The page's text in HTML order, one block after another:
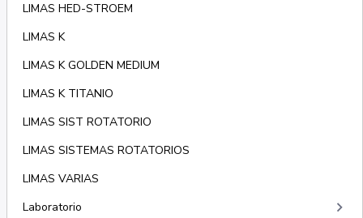
LIMAS HED-STROEM
LIMAS K
LIMAS K GOLDEN MEDIUM
LIMAS K TITANIO
LIMAS SIST ROTATORIO
LIMAS SISTEMAS ROTATORIOS
LIMAS VARIAS
Laboratorio
keyboard_arrow_right